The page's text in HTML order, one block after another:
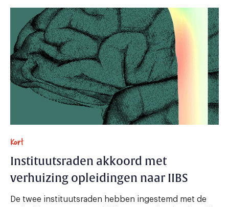
Kort
Instituutsraden akkoord met
verhuizing opleidingen naar IIBS
De twee instituutsraden hebben ingestemd met de